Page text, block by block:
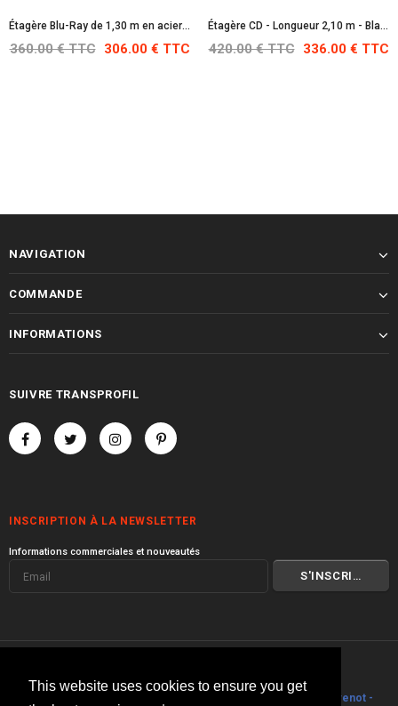
This website uses cookies to ensure you get
Étagère Blu-Ray de 1,30 m en acier inoxydable
360.00 € TTC 306.00 € TTC
Étagère CD - Longueur 2,10 m - Blanche : RAL 9010
420.00 € TTC 336.00 € TTC
NAVIGATION
COMMANDE
INFORMATIONS
SUIVRE TRANSPROFIL
INSCRIPTION À LA NEWSLETTER
Informations commerciales et nouveautés
Philippe Stouvenot -